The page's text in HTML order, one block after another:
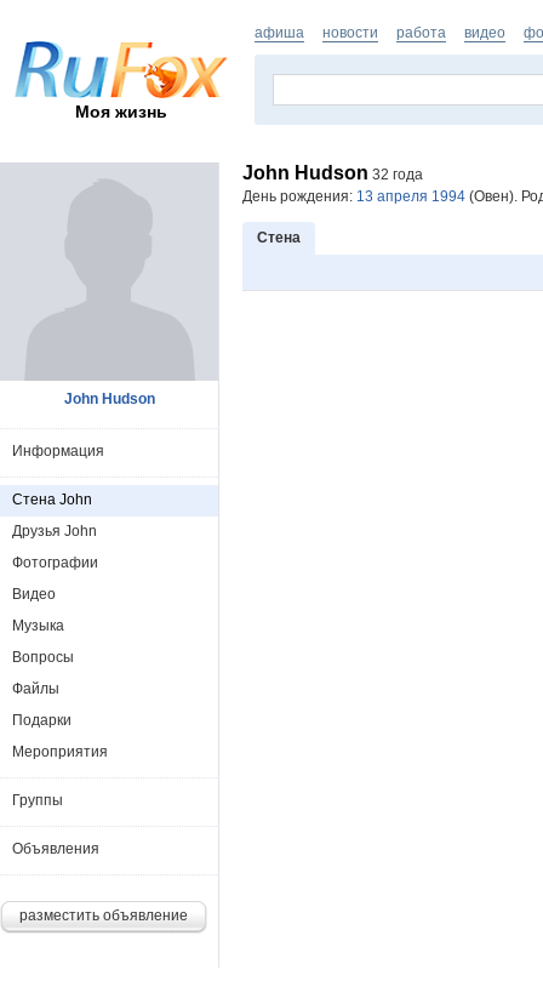
Моя жизнь
афиша новости работа видео
John Hudson 32 года
День рождения: 13 апреля 1994 (Овен).
Стена
John Hudson
Информация
Стена John
Друзья John
Фотографии
Видео
Музыка
Вопросы
Файлы
Подарки
Мероприятия
Группы
Объявления
разместить объявление